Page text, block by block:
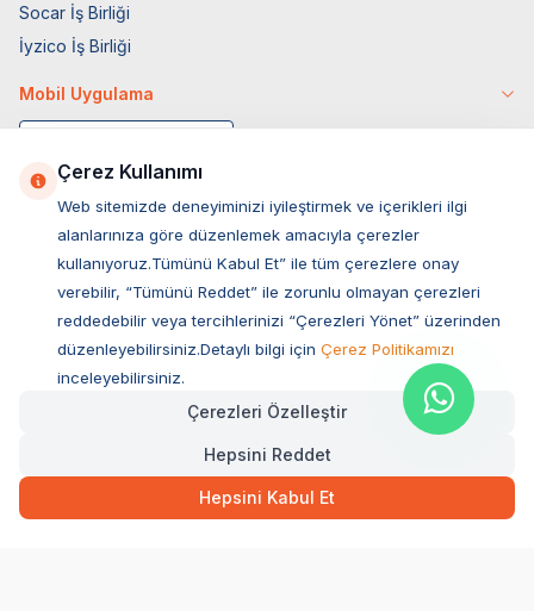
2.729,00TL Hızlı Teslimat Kargo Bedava
SEPETE EKLE
Socar İş Birliği
İyzico İş Birliği
Mobil Uygulama
Müşteri Hizmetleri
Sıkça Sorulan Sorular
Ovacık Mah. Hacıoğlu Sok. No:13 Başiskele / KOCAELİ
Müşteri Destek Hattı
Çerez Kullanımı
Web sitemizde deneyiminizi iyileştirmek ve içerikleri ilgi
alanlarınıza göre düzenlemek amacıyla çerezler
kullanıyoruz.Tümünü Kabul Et” ile tüm çerezlere onay
verebilir, “Tümünü Reddet” ile zorunlu olmayan çerezleri
reddedebilir veya tercihlerinizi “Çerezleri Yönet” üzerinden
düzenleyebilirsiniz.Detaylı bilgi için Çerez Politikamızı
inceleyebilirsiniz.
Çerezleri Özelleştir
Hepsini Reddet
Hepsini Kabul Et